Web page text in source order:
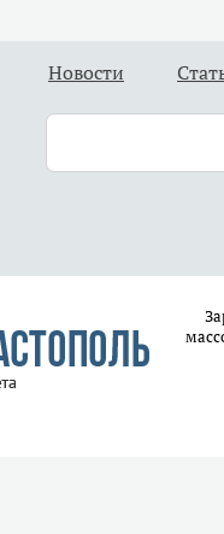
Новости